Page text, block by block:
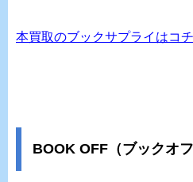
本買取のブックサプライはコ
BOOK OFF（ブックオフ